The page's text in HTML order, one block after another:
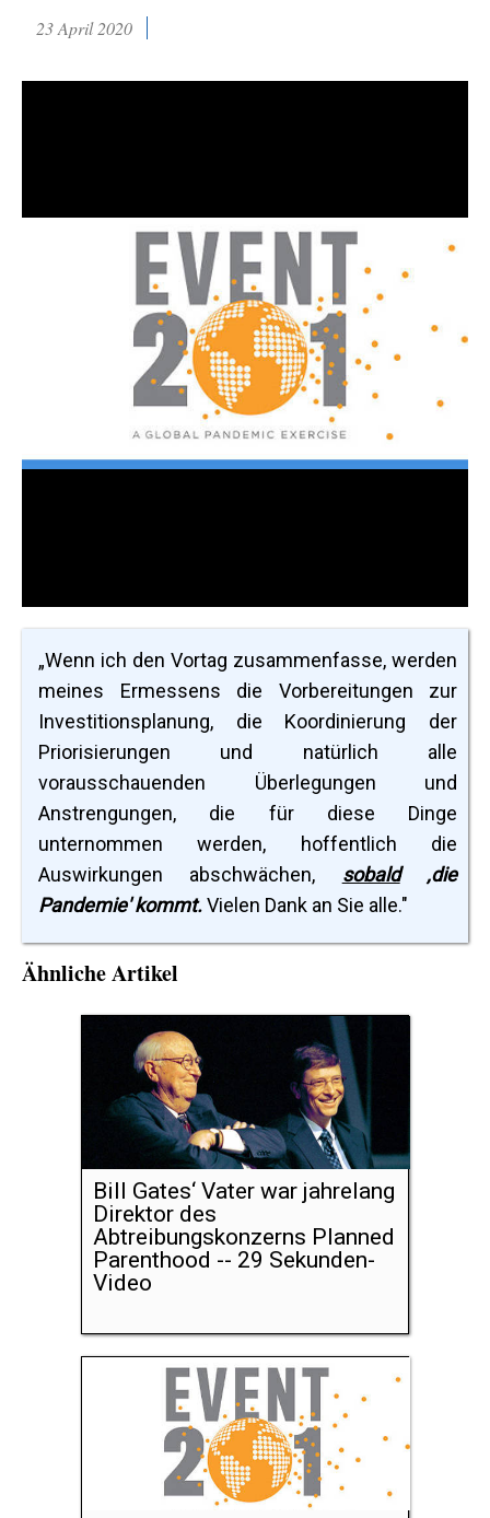
23 April 2020
„Wenn ich den Vortag zusammenfasse, werden
meines Ermessens die Vorbereitungen zur
Investitionsplanung, die Koordinierung der
Priorisierungen und natürlich alle
vorausschauenden Überlegungen und
Anstrengungen, die für diese Dinge
unternommen werden, hoffentlich die
Auswirkungen abschwächen, sobald‚die
Pandemie'kommt.Vielen Dank an Sie alle."
Ähnliche Artikel
Bill Gates‘ Vater war jahrelang
Direktor des
Abtreibungskonzerns Planned
Parenthood -- 29 Sekunden-
Video